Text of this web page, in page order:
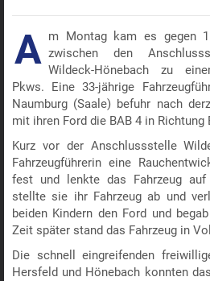
A m Montag kam es gegen
zwischen den
Wildeck-Hönebach zu
Pkws. Eine 33-jährige
Naumburg (Saale) befuhr nach
mit ihren Ford die BAB 4 in Richtung
Kurz vor der Anschlussstelle
Fahrzeugführerin eine
fest und lenkte das Fahrzeug
stellte sie ihr Fahrzeug ab und
beiden Kindern den Ford und
Zeit später stand das Fahrzeug in
Die schnell eingreifenden
Hersfeld und Hönebach konnten